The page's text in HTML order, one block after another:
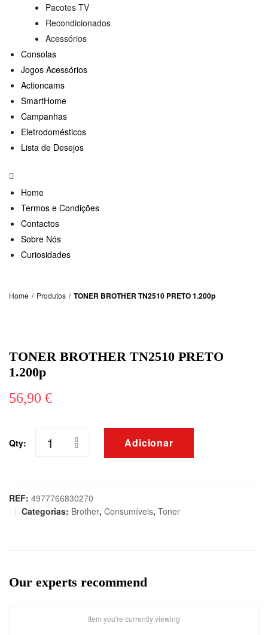
Pacotes TV
Recondicionados
Acessórios
Consolas
Jogos Acessórios
Actioncams
SmartHome
Campanhas
Eletrodomésticos
Lista de Desejos
Home
Termos e Condições
Contactos
Sobre Nós
Curiosidades
Home / Produtos / TONER BROTHER TN2510 PRETO 1.200p
TONER BROTHER TN2510 PRETO
1.200p
56,90 €
Qty:
Quantidade
BROTHER
TN2510
Adicionar
REF: 4977766830270
Categorias: Brother, Consumíveis, Toner
Our experts recommend
Item you're currently viewing